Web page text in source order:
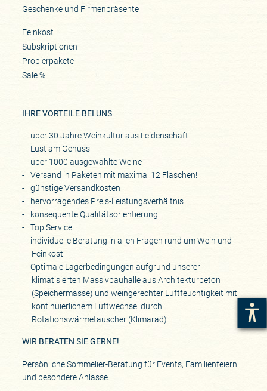
Geschenke und Firmenpräsente
Feinkost
Subskriptionen
Probierpakete
Sale %
IHRE VORTEILE BEI UNS
über 30 Jahre Weinkultur aus Leidenschaft
Lust am Genuss
über 1000 ausgewählte Weine
Versand in Paketen mit maximal 12 Flaschen!
günstige Versandkosten
hervorragendes Preis-Leistungsverhältnis
konsequente Qualitätsorientierung
Top Service
individuelle Beratung in allen Fragen rund um Wein und
Feinkost
Optimale Lagerbedingungen aufgrund unserer
klimatisierten Massivbauhalle aus Architekturbeton
(Speichermasse) und weingerechter Luftfeuchtigkeit mit
kontinuierlichem Luftwechsel durch
Rotationswärmetauscher (Klimarad)
WIR BERATEN SIE GERNE!
Persönliche Sommelier-Beratung für Events, Familienfeiern
und besondere Anlässe.